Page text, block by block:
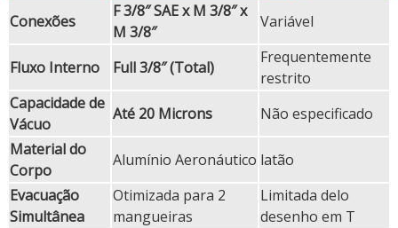
Conexões
F 3/8″ SAE x M 3/8″ x
M 3/8″
Variável
Fluxo Interno Full 3/8″ (Total)
Frequentemente
restrito
Capacidade de
Vácuo
Até 20 Microns
Não especificado
Material do
Corpo
Alumínio Aeronáutico latão
Evacuação
Simultânea
Otimizada para 2
mangueiras
Limitada delo
desenho em T